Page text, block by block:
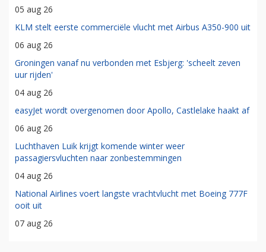
05 aug 26
KLM stelt eerste commerciële vlucht met Airbus A350-900 uit
06 aug 26
Groningen vanaf nu verbonden met Esbjerg: 'scheelt zeven
uur rijden'
04 aug 26
easyJet wordt overgenomen door Apollo, Castlelake haakt af
06 aug 26
Luchthaven Luik krijgt komende winter weer
passagiersvluchten naar zonbestemmingen
04 aug 26
National Airlines voert langste vrachtvlucht met Boeing 777F
ooit uit
07 aug 26